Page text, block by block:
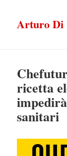
Arturo Di
ricetta
sanitari